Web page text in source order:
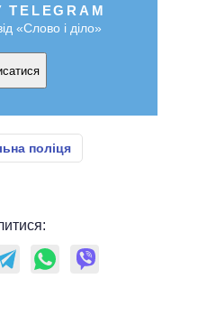
«Слово і діло»
поліця